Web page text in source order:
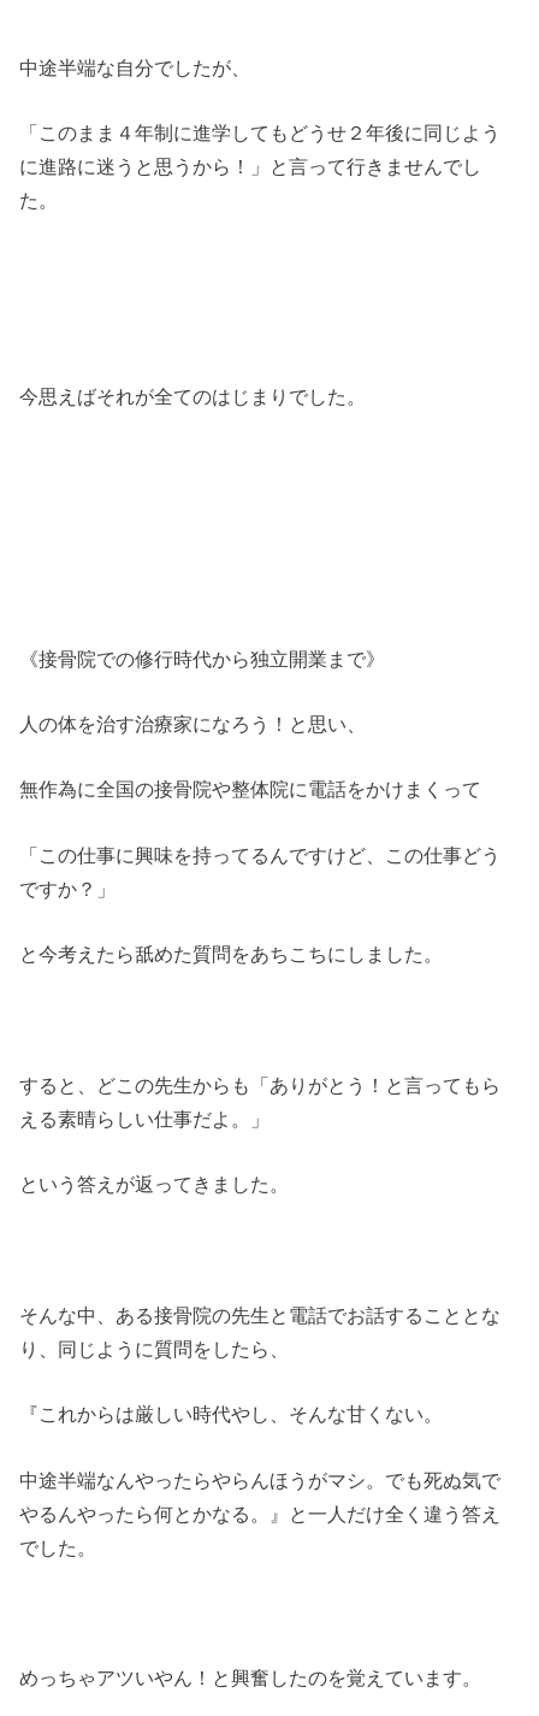
中途半端な自分でしたが、
「このまま４年制に進学してもどうせ２年後に同じよう
に進路に迷うと思うから！」と言って行きませんでし
た。
今思えばそれが全てのはじまりでした。
《接骨院での修行時代から独立開業まで》
人の体を治す治療家になろう！と思い、
無作為に全国の接骨院や整体院に電話をかけまくって
「この仕事に興味を持ってるんですけど、この仕事どう
ですか？」
と今考えたら舐めた質問をあちこちにしました。
すると、どこの先生からも「ありがとう！と言ってもら
える素晴らしい仕事だよ。」
という答えが返ってきました。
そんな中、ある接骨院の先生と電話でお話することとな
り、同じように質問をしたら、
『これからは厳しい時代やし、そんな甘くない。
中途半端なんやったらやらんほうがマシ。でも死ぬ気で
やるんやったら何とかなる。』と一人だけ全く違う答え
でした。
めっちゃアツいやん！と興奮したのを覚えています。